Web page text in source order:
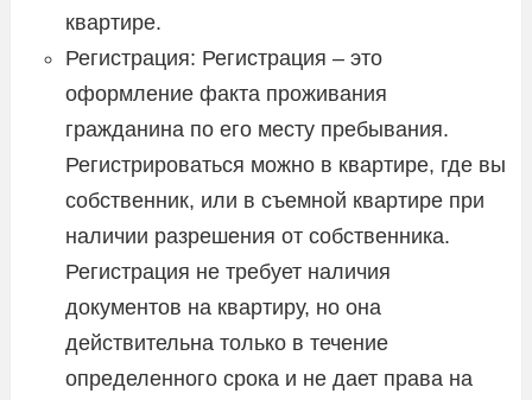
квартире.
Регистрация: Регистрация – это
оформление факта проживания
гражданина по его месту пребывания.
Регистрироваться можно в квартире, где вы
собственник, или в съемной квартире при
наличии разрешения от собственника.
Регистрация не требует наличия
документов на квартиру, но она
действительна только в течение
определенного срока и не дает права на